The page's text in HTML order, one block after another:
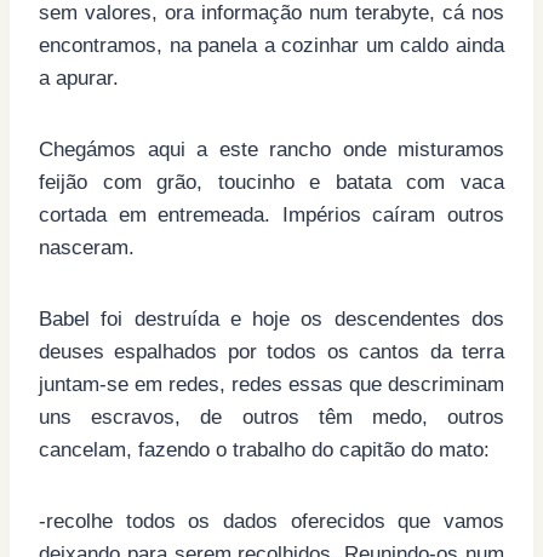
sem valores, ora informação num terabyte, cá nos
encontramos, na panela a cozinhar um caldo ainda
a apurar.
Chegámos aqui a este rancho onde misturamos
feijão com grão, toucinho e batata com vaca
cortada em entremeada. Impérios caíram outros
nasceram.
Babel foi destruída e hoje os descendentes dos
deuses espalhados por todos os cantos da terra
juntam-se em redes, redes essas que descriminam
uns escravos, de outros têm medo, outros
cancelam, fazendo o trabalho do capitão do mato:
-recolhe todos os dados oferecidos que vamos